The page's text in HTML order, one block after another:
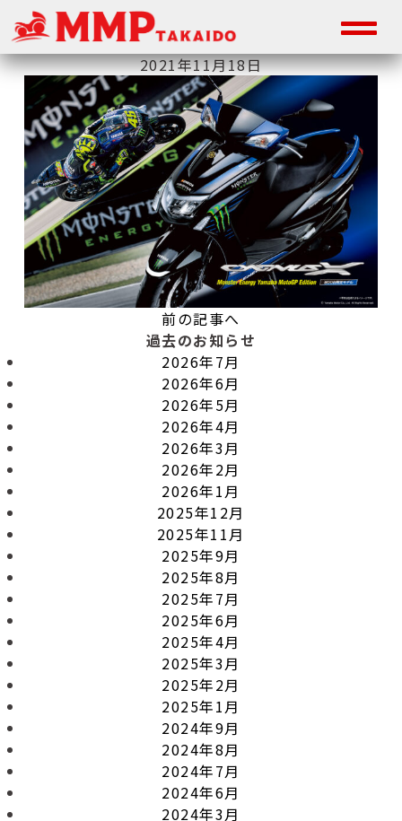
2021年11月18日
前の記事へ
過去のお知らせ
2026年7月
2026年6月
2026年5月
2026年4月
2026年3月
2026年2月
2026年1月
2025年12月
2025年11月
2025年9月
2025年8月
2025年7月
2025年6月
2025年4月
2025年3月
2025年2月
2025年1月
2024年9月
2024年8月
2024年7月
2024年6月
2024年3月